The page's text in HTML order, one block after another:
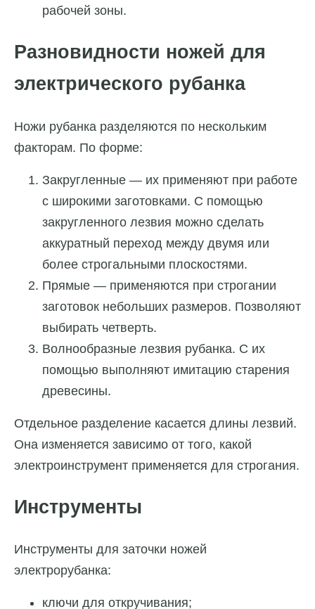
рабочей зоны.
Разновидности ножей для
электрического рубанка
Ножи рубанка разделяются по нескольким
факторам. По форме:
Закругленные — их применяют при работе
с широкими заготовками. С помощью
закругленного лезвия можно сделать
аккуратный переход между двумя или
более строгальными плоскостями.
Прямые — применяются при строгании
заготовок небольших размеров. Позволяют
выбирать четверть.
Волнообразные лезвия рубанка. С их
помощью выполняют имитацию старения
древесины.
Отдельное разделение касается длины лезвий.
Она изменяется зависимо от того, какой
электроинструмент применяется для строгания.
Инструменты
Инструменты для заточки ножей
электрорубанка:
ключи для откручивания;